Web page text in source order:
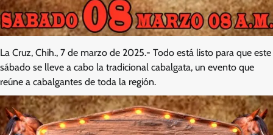
La Cruz, Chih., 7 de marzo de 2025.- Todo está listo para que este
sábado se lleve a cabo la tradicional cabalgata, un evento que
reúne a cabalgantes de toda la región.